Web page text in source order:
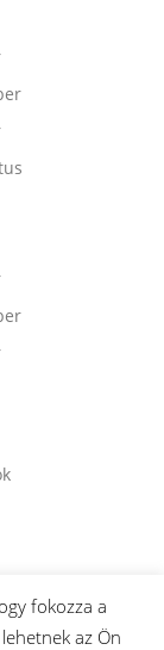
fokozza a
az Ön